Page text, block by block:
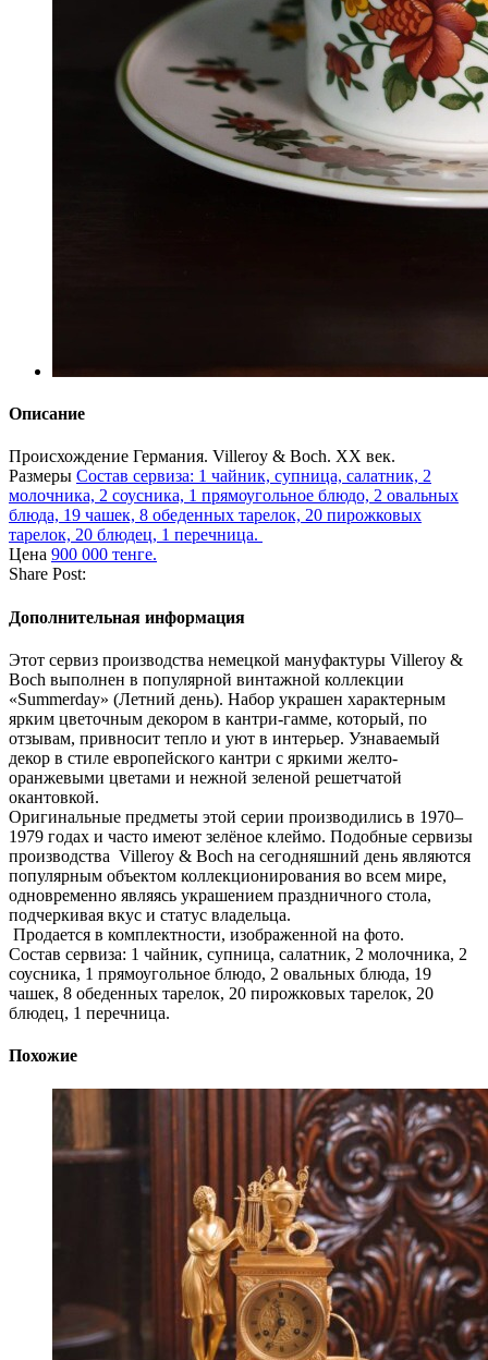
Описание
Происхождение Германия. Villeroy & Boch. ХХ век.
Размеры Состав сервиза: 1 чайник, супница, салатник, 2
молочника, 2 соусника, 1 прямоугольное блюдо, 2 овальных
блюда, 19 чашек, 8 обеденных тарелок, 20 пирожковых
тарелок, 20 блюдец, 1 перечница.
Цена 900 000 тенге.
Share Post:
Дополнительная информация
Этот сервиз производства немецкой мануфактуры Villeroy &
Boch выполнен в популярной винтажной коллекции
«Summerday» (Летний день). Набор украшен характерным
ярким цветочным декором в кантри-гамме, который, по
отзывам, привносит тепло и уют в интерьер. Узнаваемый
декор в стиле европейского кантри с яркими желто-
оранжевыми цветами и нежной зеленой решетчатой
окантовкой.
Оригинальные предметы этой серии производились в 1970–
1979 годах и часто имеют зелёное клеймо. Подобные сервизы
производства Villeroy & Boch на сегодняшний день являются
популярным объектом коллекционирования во всем мире,
одновременно являясь украшением праздничного стола,
подчеркивая вкус и статус владельца.
Продается в комплектности, изображенной на фото.
Состав сервиза: 1 чайник, супница, салатник, 2 молочника, 2
соусника, 1 прямоугольное блюдо, 2 овальных блюда, 19
чашек, 8 обеденных тарелок, 20 пирожковых тарелок, 20
блюдец, 1 перечница.
Похожие